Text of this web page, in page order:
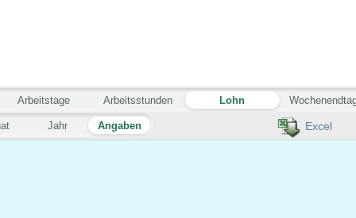
Excel
Jahr Angaben
Arbeitstage Arbeitsstunden Lohn